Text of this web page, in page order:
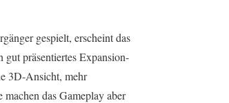
gespielt, erscheint das
präsentiertes Expansion-
3D-Ansicht, mehr
das Gameplay aber